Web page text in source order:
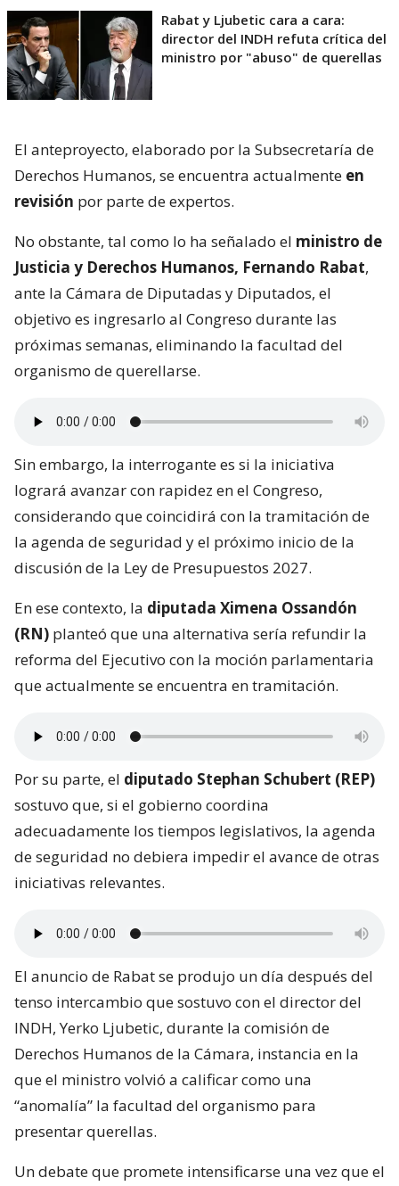
Rabat y Ljubetic cara a cara:
director del INDH refuta crítica del
ministro por "abuso" de querellas
El anteproyecto, elaborado por la Subsecretaría de
Derechos Humanos, se encuentra actualmente en
revisión por parte de expertos.
No obstante, tal como lo ha señalado el ministro de
Justicia y Derechos Humanos, Fernando Rabat,
ante la Cámara de Diputadas y Diputados, el
objetivo es ingresarlo al Congreso durante las
próximas semanas, eliminando la facultad del
organismo de querellarse.
Sin embargo, la interrogante es si la iniciativa
logrará avanzar con rapidez en el Congreso,
considerando que coincidirá con la tramitación de
la agenda de seguridad y el próximo inicio de la
discusión de la Ley de Presupuestos 2027.
En ese contexto, la diputada Ximena Ossandón
(RN) planteó que una alternativa sería refundir la
reforma del Ejecutivo con la moción parlamentaria
que actualmente se encuentra en tramitación.
Por su parte, el diputado Stephan Schubert (REP)
sostuvo que, si el gobierno coordina
adecuadamente los tiempos legislativos, la agenda
de seguridad no debiera impedir el avance de otras
iniciativas relevantes.
El anuncio de Rabat se produjo un día después del
tenso intercambio que sostuvo con el director del
INDH, Yerko Ljubetic, durante la comisión de
Derechos Humanos de la Cámara, instancia en la
que el ministro volvió a calificar como una
“anomalía” la facultad del organismo para
presentar querellas.
Un debate que promete intensificarse una vez que el